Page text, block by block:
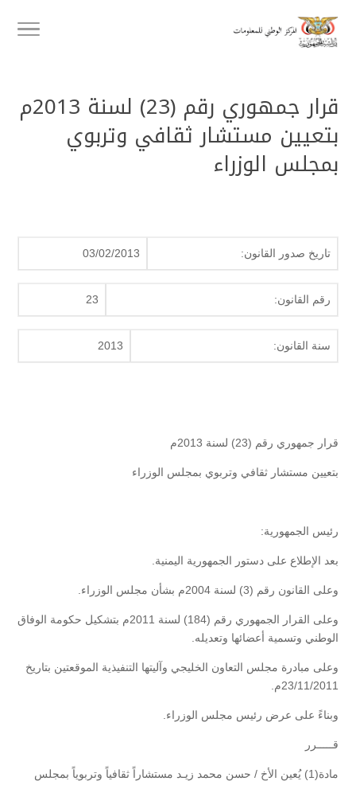
قرار جمهوري رقم (23) لسنة 2013م
بتعيين مستشار ثقافي وتربوي
بمجلس الوزراء
تاريخ صدور القانون: 03/02/2013
رقم القانون: 23
سنة القانون: 2013
قرار جمهوري رقم (23) لسنة 2013م
بتعيين مستشار ثقافي وتربوي بمجلس الوزراء
رئيس الجمهورية:
بعد الإطلاع على دستور الجمهورية اليمنية.
وعلى القانون رقم (3) لسنة 2004م بشأن مجلس الوزراء.
وعلى القرار الجمهوري رقم (184) لسنة 2011م بتشكيل حكومة الوفاق
الوطني وتسمية أعضائها وتعديله.
وعلى مبادرة مجلس التعاون الخليجي وآليتها التنفيذية الموقعتين بتاريخ
23/11/2011م.
وبناءً على عرض رئيس مجلس الوزراء.
قـــــرر
مادة(1) يُعين الأخ / حسن محمد زيـد مستشاراً ثقافياً وتربوياً بمجلس